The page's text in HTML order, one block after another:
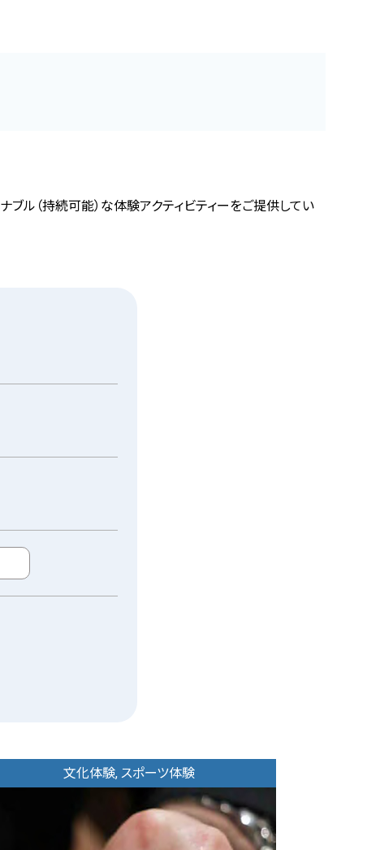
ル（持続可能）な体験アクティビティーをご提供してい
文化体験, スポーツ体験